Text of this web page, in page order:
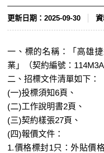
更新日期： 2025-09-30 資
一、標的名稱：「高雄
業」（契約編號：
二、招標文件清單如下：
(一)投標須知6頁、
(二)工作說明書2頁、
(三)契約樣張27頁、
(四)報價文件：
1.價格標封1只：外貼價